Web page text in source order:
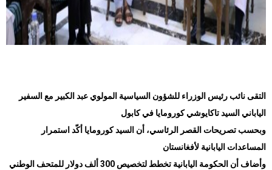
التقى نائب رئيس الوزراء للشؤون السياسية المولوي عبد الكبير مع السفير
الياباني السيد تاكايوشي كورومايا في كابول
وبحسب تصريحات القصر الرئاسي، أن السيد كورومايا أكّد استمرار
المساعدات اليابانية لأفغانستان
وأضاف أن الحكومة اليابانية تخطط لتخصيص 300 ألف دولار للمتحف الوطني